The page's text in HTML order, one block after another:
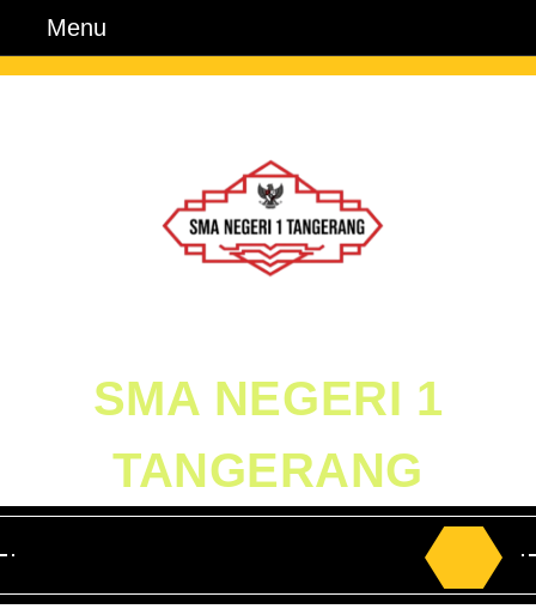
Menu
SMA NEGERI 1
TANGERANG
for: